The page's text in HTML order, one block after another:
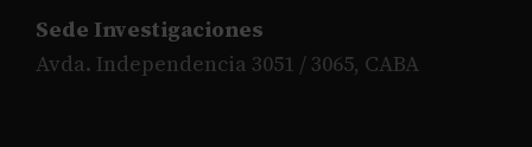
Sede Investigaciones
Avda. Independencia 3051 / 3065, CABA